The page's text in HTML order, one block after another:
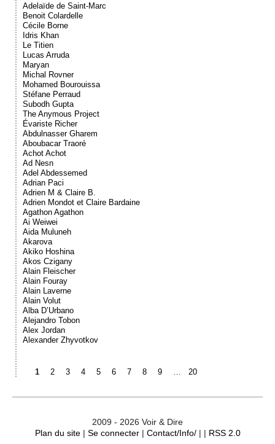
Adelaïde de Saint-Marc
Benoit Colardelle
Cécile Borne
Idris Khan
Le Titien
Lucas Arruda
Maryan
Michal Rovner
Mohamed Bourouissa
Stéfane Perraud
Subodh Gupta
The Anymous Project
Évariste Richer
Abdulnasser Gharem
Aboubacar Traoré
Achot Achot
Ad Nesn
Adel Abdessemed
Adrian Paci
Adrien M & Claire B.
Adrien Mondot et Claire Bardaine
Agathon Agathon
Ai Weiwei
Aida Muluneh
Akarova
Akiko Hoshina
Akos Czigany
Alain Fleischer
Alain Fouray
Alain Laverne
Alain Volut
Alba D’Urbano
Alejandro Tobon
Alex Jordan
Alexander Zhyvotkov
1 2 3 4 5 6 7 8 9 … 20
2009 - 2026 Voir & Dire
Plan du site| Se connecter| Contact/Info/| | RSS 2.0